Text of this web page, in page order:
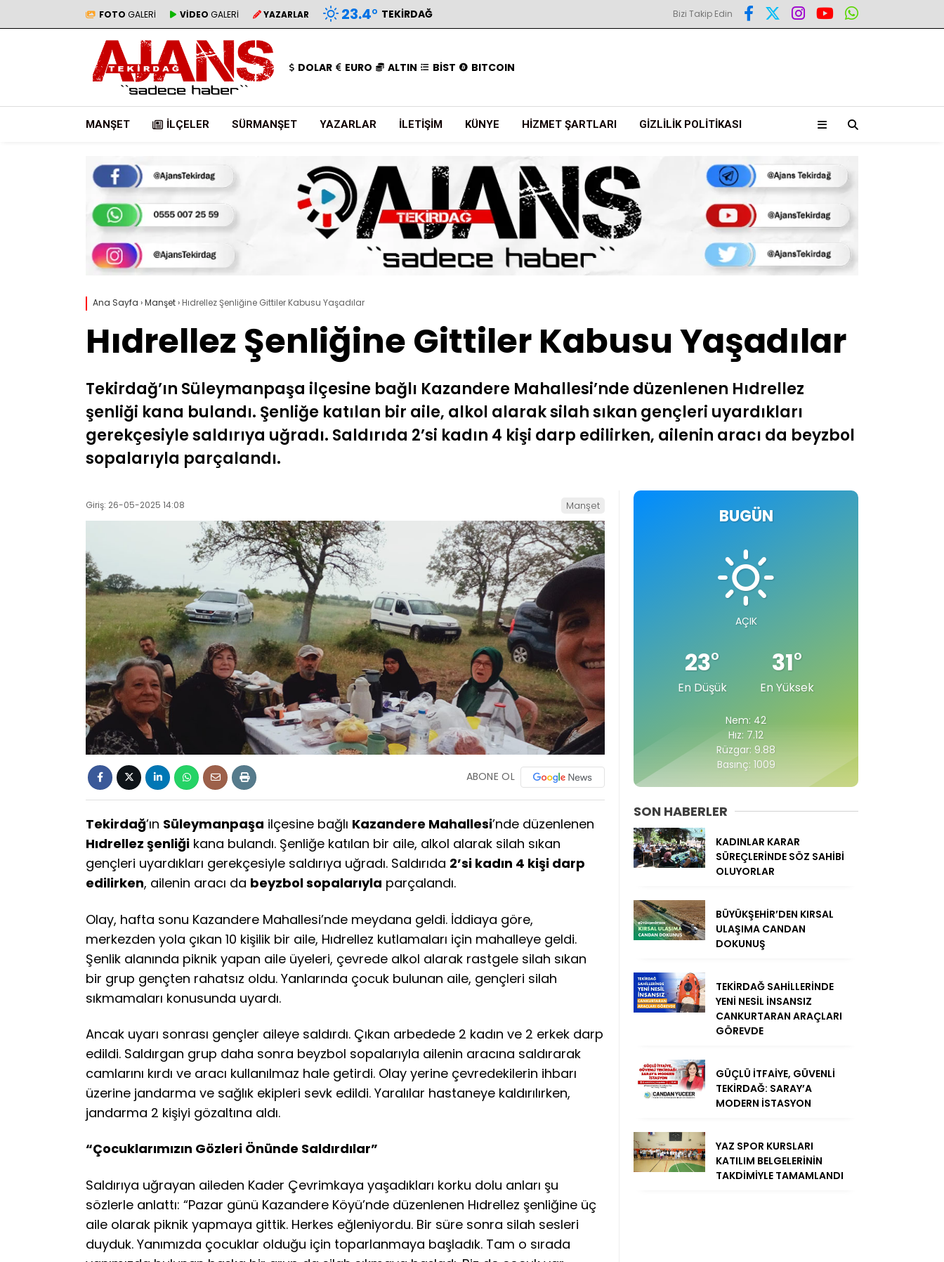
FOTO GALERİ VİDEO GALERİ YAZARLAR 23.4° TEKIRDAĞ Bizi Takip Edin
DOLAR EURO ALTIN BİST BITCOIN
MANŞET İLÇELER SÜRMANŞET YAZARLAR İLETIŞIM KÜNYE HIZMET ŞARTLARI GIZLILIK POLITIKASI
Ana Sayfa ›Manşet› Hıdrellez Şenliğine Gittiler Kabusu Yaşadılar
Hıdrellez Şenliğine Gittiler Kabusu Yaşadılar
Tekirdağ’ın Süleymanpaşa ilçesine bağlı Kazandere Mahallesi’nde düzenlenen Hıdrellez
şenliği kana bulandı. Şenliğe katılan bir aile, alkol alarak silah sıkan gençleri uyardıkları
gerekçesiyle saldırıya uğradı. Saldırıda 2’si kadın 4 kişi darp edilirken, ailenin aracı da beyzbol
sopalarıyla parçalandı.
Giriş: 26-05-2025 14:08 Manşet
ABONE OL
Tekirdağ’ın Süleymanpaşa ilçesine bağlı Kazandere Mahallesi’nde düzenlenen
Hıdrellez şenliği kana bulandı. Şenliğe katılan bir aile, alkol alarak silah sıkan
gençleri uyardıkları gerekçesiyle saldırıya uğradı. Saldırıda 2’si kadın 4 kişi darp
edilirken, ailenin aracı da beyzbol sopalarıyla parçalandı.
Olay, hafta sonu Kazandere Mahallesi’nde meydana geldi. İddiaya göre,
merkezden yola çıkan 10 kişilik bir aile, Hıdrellez kutlamaları için mahalleye geldi.
Şenlik alanında piknik yapan aile üyeleri, çevrede alkol alarak rastgele silah sıkan
bir grup gençten rahatsız oldu. Yanlarında çocuk bulunan aile, gençleri silah
sıkmamaları konusunda uyardı.
Ancak uyarı sonrası gençler aileye saldırdı. Çıkan arbedede 2 kadın ve 2 erkek darp
edildi. Saldırgan grup daha sonra beyzbol sopalarıyla ailenin aracına saldırarak
camlarını kırdı ve aracı kullanılmaz hale getirdi. Olay yerine çevredekilerin ihbarı
üzerine jandarma ve sağlık ekipleri sevk edildi. Yaralılar hastaneye kaldırılırken,
jandarma 2 kişiyi gözaltına aldı.
“Çocuklarımızın Gözleri Önünde Saldırdılar”
Saldırıya uğrayan aileden Kader Çevrimkaya yaşadıkları korku dolu anları şu
sözlerle anlattı: “Pazar günü Kazandere Köyü’nde düzenlenen Hıdrellez şenliğine üç
aile olarak piknik yapmaya gittik. Herkes eğleniyordu. Bir süre sonra silah sesleri
duyduk. Yanımızda çocuklar olduğu için toparlanmaya başladık. Tam o sırada
BUGÜN
AÇIK
23°
En Düşük
31°
En Yüksek
Nem: 42
Hız: 7.12
Rüzgar: 9.88
Basınç: 1009
SON HABERLER
KADINLAR KARAR
SÜREÇLERİNDE SÖZ SAHİBİ
OLUYORLAR
BÜYÜKŞEHİR’DEN KIRSAL
ULAŞIMA CANDAN
DOKUNUŞ
TEKİRDAĞ SAHİLLERİNDE
YENİ NESİL İNSANSIZ
CANKURTARAN ARAÇLARI
GÖREVDE
GÜÇLÜ İTFAİYE, GÜVENLİ
TEKİRDAĞ: SARAY’A
MODERN İSTASYON
YAZ SPOR KURSLARI
KATILIM BELGELERİNİN
TAKDİMİYLE TAMAMLANDI